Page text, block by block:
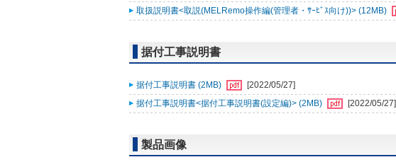
取扱説明書<取説(MELRemo操作編(管理者・ｻｰﾋﾞｽ向け))> (12MB)
据付工事説明書
据付工事説明書 (2MB)
[2022/05/27]
据付工事説明書<据付工事説明書(設定編)> (2MB)
[2022/05/27]
製品画像